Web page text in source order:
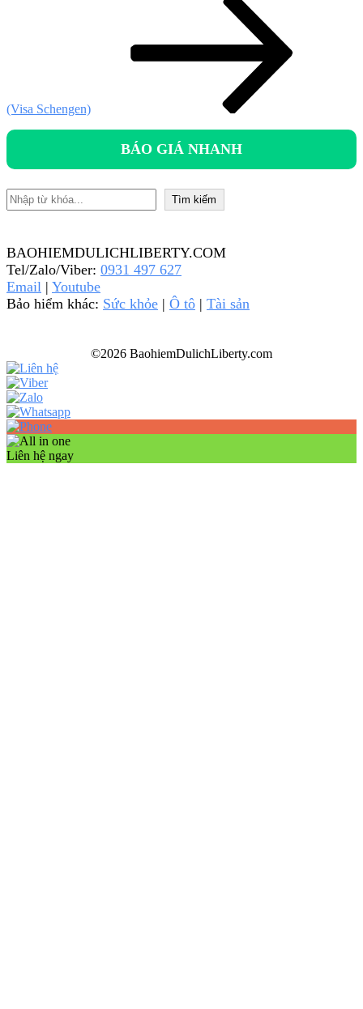
(Visa Schengen)
BÁO GIÁ NHANH
Tìm kiếm Tìm kiếm
BAOHIEMDULICHLIBERTY.COM
Tel/Zalo/Viber: 0931 497 627
Email | Youtube
Bảo hiểm khác: Sức khỏe | Ô tô | Tài sản
©2026 BaohiemDulichLiberty.com
Liên hệ ngay